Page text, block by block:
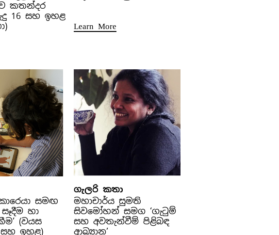
කතන්දර
16 සහ ඉහළ
Learn More
සමඟ
හා
(වයස
ඉහළ)
ගැලරි කතා
මහාචාර්ය සුමති
සිවමෝහන් සමග ‘ගැටුම්
සහ අවතැන්වීම් පිළිබඳ
ආඛ්‍යාන’